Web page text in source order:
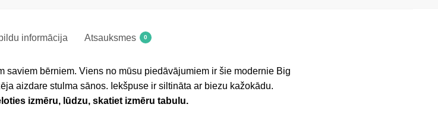
informācija Atsauksmes 0
saviem bērniem. Viens no mūsu piedāvājumiem ir šie modernie Big
aizdare stulma sānos. Iekšpuse ir siltināta ar biezu kažokādu.
izmēru, lūdzu, skatiet izmēru tabulu.